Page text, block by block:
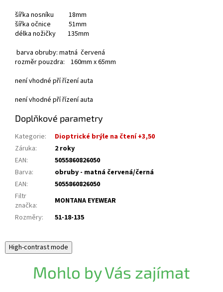
šířka nosníku 18mm
šířka očnice 51mm
délka nožičky 135mm
barva obruby: matná červená
rozměr pouzdra: 160mm x 65mm
není vhodné pří řízení auta
není vhodné pří řízení auta
Doplňkové parametry
Kategorie:
Dioptrické brýle na čtení +3,50
Záruka:
2 roky
EAN:
5055860826050
Barva:
obruby - matná červená/černá
EAN:
5055860826050
Filtr
značka:
MONTANA EYEWEAR
Rozměry: 51-18-135
High-contrast mode
Mohlo by Vás zajímat